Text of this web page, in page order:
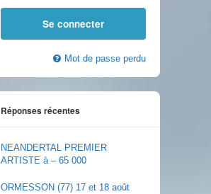
Mot de passe perdu
Réponses récentes
NEANDERTAL PREMIER
ARTISTE à – 65 000
ORMESSON (77) 17 et 18 août